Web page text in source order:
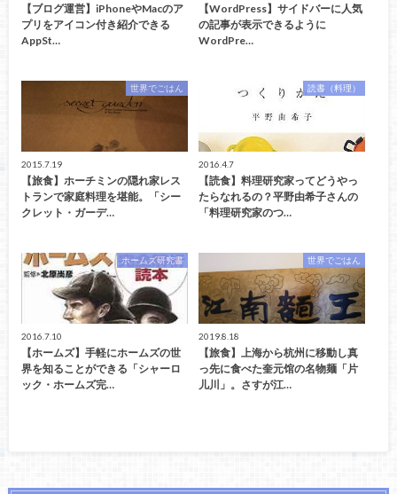
【ブログ運営】iPhoneやMacのア
プリをアイコン付き紹介できる
AppSt…
【WordPress】サイドバーに人気
の記事が表示できるように
WordPre…
世界でごはん
2015.7.19
【旅食】ホーチミンの隠れ家レス
トランで家庭料理を堪能。「シー
クレット・ガーデ…
読書（料理）
2016.4.7
【読食】料理研究家ってどうやっ
たらなれるの？平野由希子さんの
「料理研究家のつ…
ホームズ研究書
2016.7.10
【ホームズ】手軽にホームズの世
界を知ることができる「シャーロ
ック・ホームズ完…
世界でごはん
2019.8.18
【旅食】上海から杭州に移動し真
っ先に食べた奎元馆の名物麺「片
儿川」。さすが江…